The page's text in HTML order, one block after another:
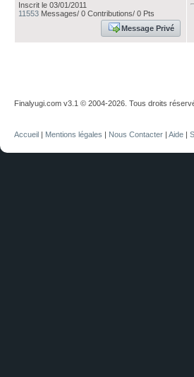
Inscrit le 03/01/2011
11553 Messages/ 0 Contributions/ 0 Pts
Message Privé
Finalyugi.com v3.1 © 2004-2026. Tous droits
Accueil | Mentions légales | Nous Contacter | Aide |